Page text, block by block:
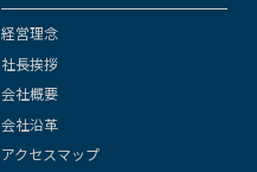
経営理念
社長挨拶
会社概要
会社沿革
アクセスマップ